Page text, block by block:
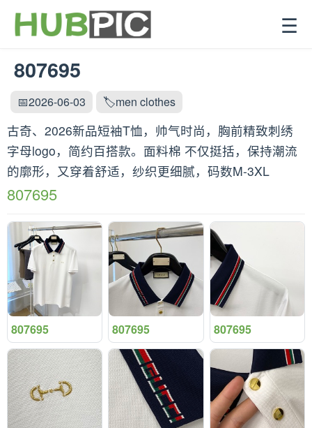
☰
807695
📅2026-06-03 🏷️men clothes
古奇、2026新品短袖T恤，帅气时尚，胸前精致刺绣
字母logo，简约百搭款。面料棉 不仅挺括，保持潮流
的廓形，又穿着舒适，纱织更细腻，码数M-3XL
807695
807695 807695 807695